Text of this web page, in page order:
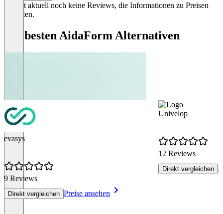
Es gibt aktuell noch keine Reviews, die Informationen zu Preisen
enthalten.
Die besten AidaForm Alternativen
evasys
9 Reviews
Direkt vergleichen Preise ansehen
Univelop
12 Reviews
Direkt vergleichen